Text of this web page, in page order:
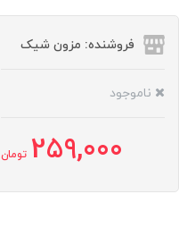
فروشنده: مزون شیک
ناموجود
259,000 تومان